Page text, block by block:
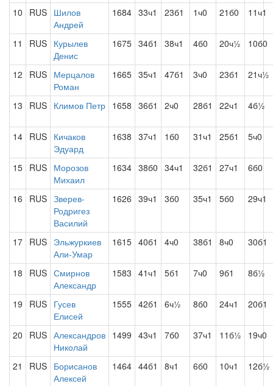
10 RUS Шилов
Андрей
1684 33ч1 23б1 1ч0 21б0 11ч1
11 RUS Курылев
Денис
1675 34б1 38ч1 4б0 20ч½ 10б0
12 RUS Мерцалов
Роман
1665 35ч1 47б1 3ч0 23б1 21ч½
13 RUS Климов Петр 1658 36б1 2ч0 28б1 22ч1 4б½
14 RUS Кичаков
Эдуард
1638 37ч1 1б0 31ч1 25б1 5ч0
15 RUS Морозов
Михаил
1634 38б0 34ч1 32б1 27ч1 6б0
16 RUS Зверев-
Родригез
Василий
1626 39ч1 3б0 35ч1 5б0 29ч1
17 RUS Эльжуркиев
Али-Умар
1615 40б1 4ч0 38б1 8ч0 30б1
18 RUS Смирнов
Александр
1583 41ч1 5б1 7ч0 9б1 8б½
19 RUS Гусев
Елисей
1555 42б1 6ч½ 8б0 24ч1 20б1
20 RUS Александров
Николай
1499 43ч1 7б0 37ч1 11б½ 19ч0
21 RUS Борисанов
Алексей
1464 44б1 8ч1 6б0 10ч1 12б½